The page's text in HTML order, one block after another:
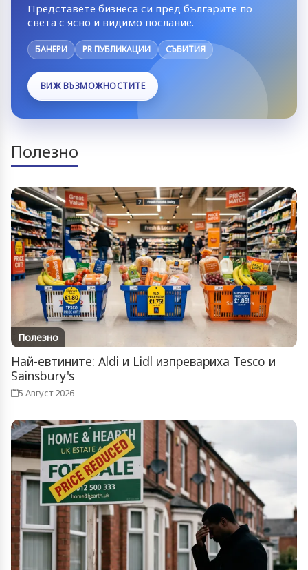
Представете бизнеса си пред българите по
света с ясно и видимо послание.
БАНЕРИ PR ПУБЛИКАЦИИ СЪБИТИЯ
ВИЖ ВЪЗМОЖНОСТИТЕ
Полезно
Полезно
Най-евтините: Aldi и Lidl изпревариха Tesco и
Sainsbury's
5 Август 2026